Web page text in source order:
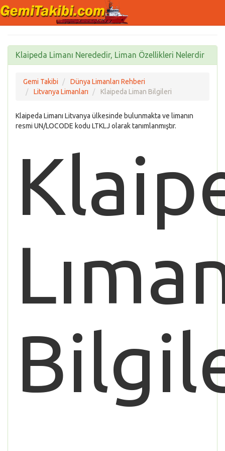
Klaipeda Limanı Nerededir, Liman Özellikleri Nelerdir
Gemi Takibi
Dünya Limanları Rehberi
Litvanya Limanları
Klaipeda Liman Bilgileri
Klaipeda Limanı Litvanya ülkesinde bulunmakta ve limanın
resmi UN/LOCODE kodu LTKLJ olarak tanımlanmıştır.